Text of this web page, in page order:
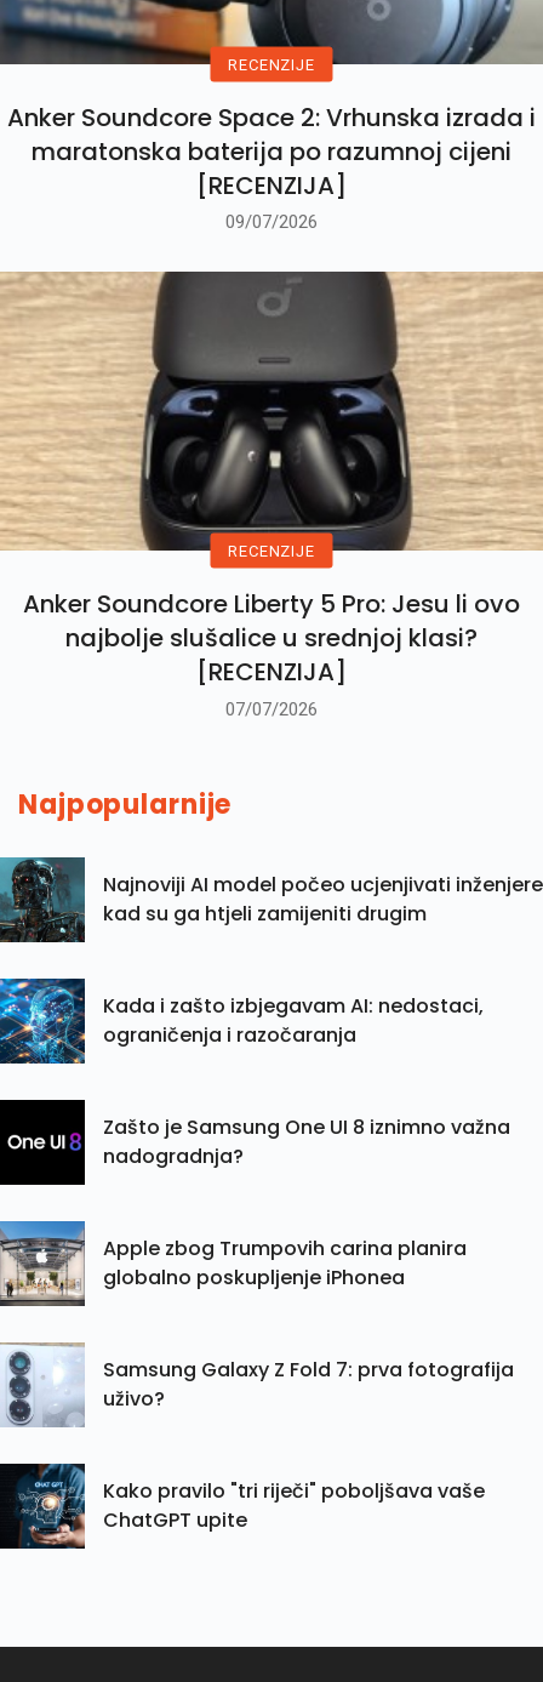
RECENZIJE
Anker Soundcore Space 2: Vrhunska izrada i
maratonska baterija po razumnoj cijeni
[RECENZIJA]
09/07/2026
RECENZIJE
Anker Soundcore Liberty 5 Pro: Jesu li ovo
najbolje slušalice u srednjoj klasi?
[RECENZIJA]
07/07/2026
Najpopularnije
Najnoviji AI model počeo ucjenjivati inženjere
kad su ga htjeli zamijeniti drugim
Kada i zašto izbjegavam AI: nedostaci,
ograničenja i razočaranja
Zašto je Samsung One UI 8 iznimno važna
nadogradnja?
Apple zbog Trumpovih carina planira
globalno poskupljenje iPhonea
Samsung Galaxy Z Fold 7: prva fotografija
uživo?
Kako pravilo "tri riječi" poboljšava vaše
ChatGPT upite